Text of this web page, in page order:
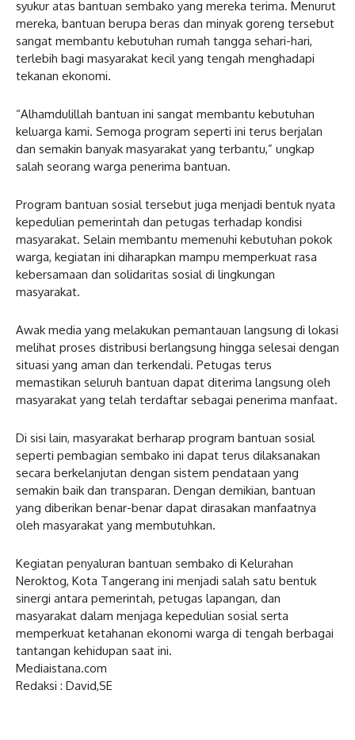
syukur atas bantuan sembako yang mereka terima. Menurut
mereka, bantuan berupa beras dan minyak goreng tersebut
sangat membantu kebutuhan rumah tangga sehari-hari,
terlebih bagi masyarakat kecil yang tengah menghadapi
tekanan ekonomi.
“Alhamdulillah bantuan ini sangat membantu kebutuhan
keluarga kami. Semoga program seperti ini terus berjalan
dan semakin banyak masyarakat yang terbantu,” ungkap
salah seorang warga penerima bantuan.
Program bantuan sosial tersebut juga menjadi bentuk nyata
kepedulian pemerintah dan petugas terhadap kondisi
masyarakat. Selain membantu memenuhi kebutuhan pokok
warga, kegiatan ini diharapkan mampu memperkuat rasa
kebersamaan dan solidaritas sosial di lingkungan
masyarakat.
Awak media yang melakukan pemantauan langsung di lokasi
melihat proses distribusi berlangsung hingga selesai dengan
situasi yang aman dan terkendali. Petugas terus
memastikan seluruh bantuan dapat diterima langsung oleh
masyarakat yang telah terdaftar sebagai penerima manfaat.
Di sisi lain, masyarakat berharap program bantuan sosial
seperti pembagian sembako ini dapat terus dilaksanakan
secara berkelanjutan dengan sistem pendataan yang
semakin baik dan transparan. Dengan demikian, bantuan
yang diberikan benar-benar dapat dirasakan manfaatnya
oleh masyarakat yang membutuhkan.
Kegiatan penyaluran bantuan sembako di Kelurahan
Neroktog, Kota Tangerang ini menjadi salah satu bentuk
sinergi antara pemerintah, petugas lapangan, dan
masyarakat dalam menjaga kepedulian sosial serta
memperkuat ketahanan ekonomi warga di tengah berbagai
tantangan kehidupan saat ini.
Mediaistana.com
Redaksi : David,SE